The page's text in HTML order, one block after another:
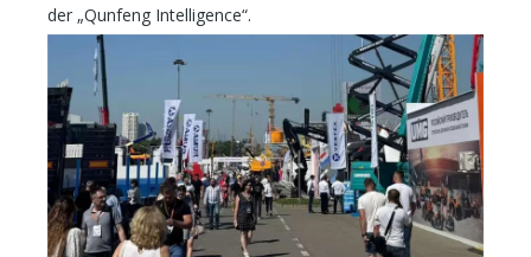
der „Qunfeng Intelligence“.